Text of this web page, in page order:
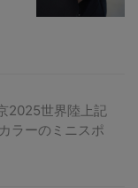
2025世界陸上記
ラーのミニスポ